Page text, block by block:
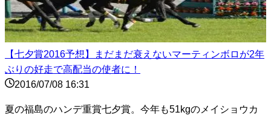
【七夕賞2016予想】まだまだ衰えないマーティンボロが2年
ぶりの好走で高配当の使者に！
2016/07/08 16:31
夏の福島のハンデ重賞七夕賞。今年も51kgのメイショウカ